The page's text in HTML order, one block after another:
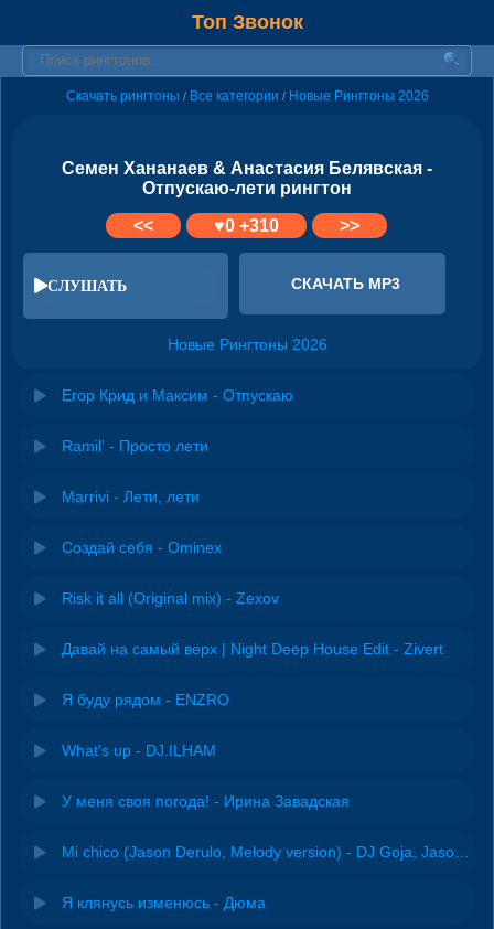
Топ Звонок
Скачать рингтоны / Все категории / Новые Рингтоны 2026
Семен Хананаев & Анастасия Белявская -
Отпускаю-лети рингтон
<<
♥0+310 >>
СЛУШАТЬ СКАЧАТЬ MP3
Новые Рингтоны 2026
Егор Крид и Максим - Отпускаю
Ramil' - Просто лети
Marrivi - Лети, лети
Создай себя - Ominex
Risk it all (Original mix) - Zexov
Давай на самый верх | Night Deep House Edit - Zivert
Я буду рядом - ENZRO
What's up - DJ.ILHAM
У меня своя погода! - Ирина Завадская
Я клянусь изменюсь - Дюма